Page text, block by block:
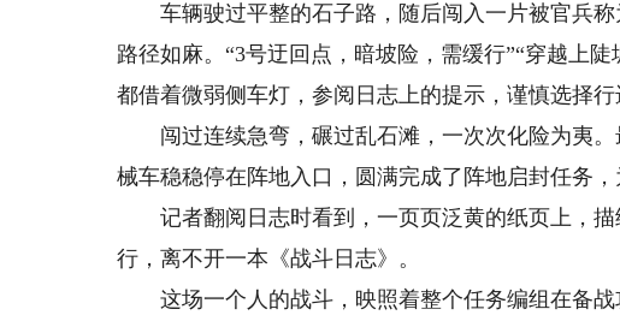
车辆驶过平整的石子路，随后闯入一片被官兵称
路径如麻。“3号迂回点，暗坡险，需缓行”“穿越上
都借着微弱侧车灯，参阅日志上的提示，谨慎选择行
闯过连续急弯，碾过乱石滩，一次次化险为夷。
械车稳稳停在阵地入口，圆满完成了阵地启封任务，
记者翻阅日志时看到，一页页泛黄的纸页上，描
行，离不开一本《战斗日志》。
这场一个人的战斗，映照着整个任务编组在备战